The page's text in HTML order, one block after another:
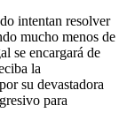
intentan resolver
mucho menos de
se encargará de
la
su devastadora
para